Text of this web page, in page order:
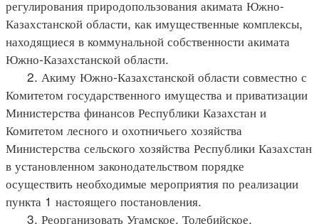
регулирования природопользования акимата Южно-
Казахстанской области, как имущественные комплексы,
находящиеся в коммунальной собственности акимата
Южно-Казахстанской области.
2. Акиму Южно-Казахстанской области совместно с
Комитетом государственного имущества и приватизации
Министерства финансов Республики Казахстан и
Комитетом лесного и охотничьего хозяйства
Министерства сельского хозяйства Республики Казахстан
в установленном законодательством порядке
осуществить необходимые мероприятия по реализации
пункта 1 настоящего постановления.
3. Реорганизовать Угамское, Толебийское,